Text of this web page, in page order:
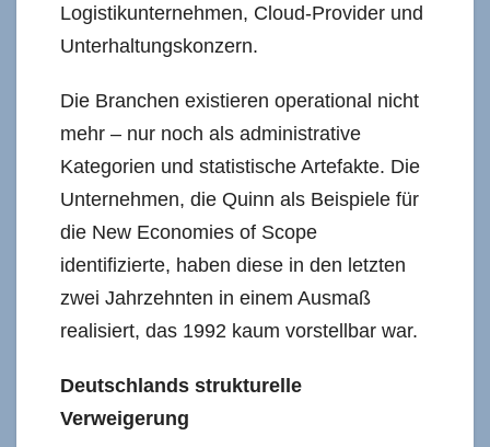
Logistikunternehmen, Cloud-Provider und
Unterhaltungskonzern.
Die Branchen existieren operational nicht
mehr – nur noch als administrative
Kategorien und statistische Artefakte. Die
Unternehmen, die Quinn als Beispiele für
die New Economies of Scope
identifizierte, haben diese in den letzten
zwei Jahrzehnten in einem Ausmaß
realisiert, das 1992 kaum vorstellbar war.
Deutschlands strukturelle
Verweigerung